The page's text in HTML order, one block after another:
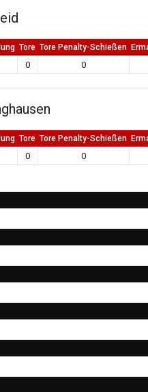
Tore Tore Penalty-Schießen
0 0
Tore Tore Penalty-Schießen
0 0